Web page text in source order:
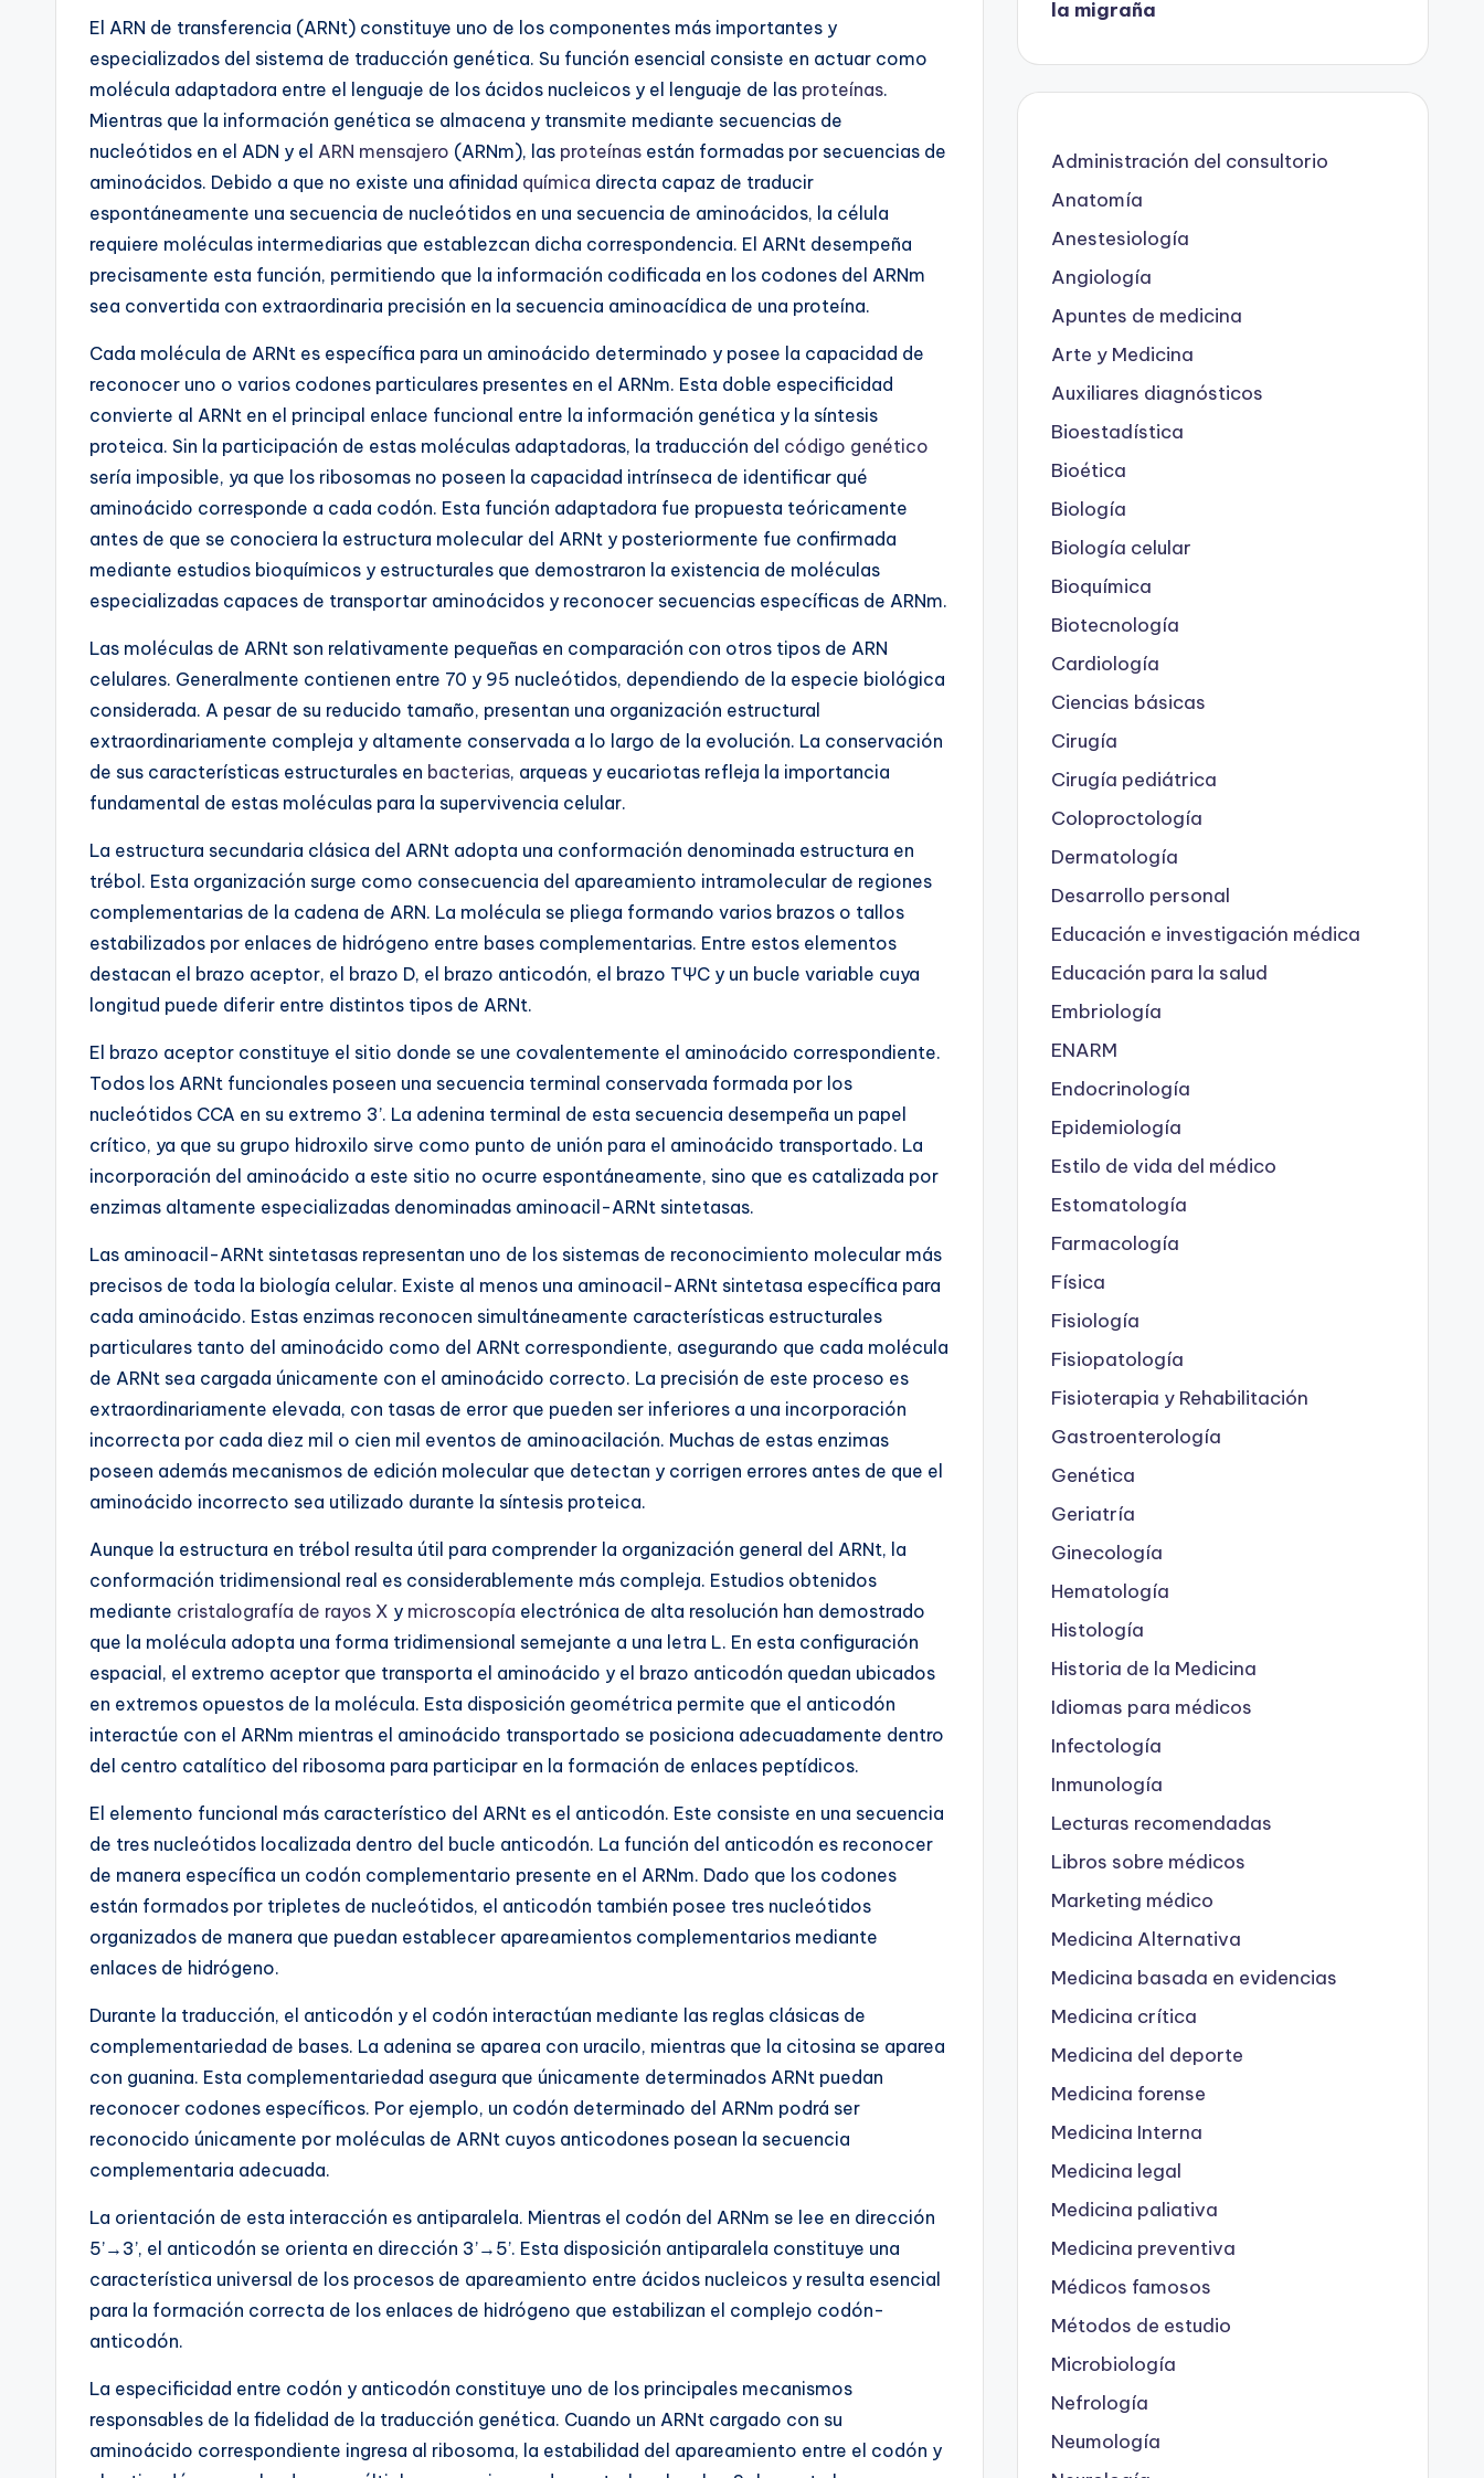
El ARN de transferencia (ARNt) constituye uno de los componentes más importantes y
especializados del sistema de traducción genética. Su función esencial consiste en actuar como
molécula adaptadora entre el lenguaje de los ácidos nucleicos y el lenguaje de las proteínas.
Mientras que la información genética se almacena y transmite mediante secuencias de
nucleótidos en el ADN y el ARN mensajero (ARNm), las proteínas están formadas por secuencias de
aminoácidos. Debido a que no existe una afinidad química directa capaz de traducir
espontáneamente una secuencia de nucleótidos en una secuencia de aminoácidos, la célula
requiere moléculas intermediarias que establezcan dicha correspondencia. El ARNt desempeña
precisamente esta función, permitiendo que la información codificada en los codones del ARNm
sea convertida con extraordinaria precisión en la secuencia aminoacídica de una proteína.
Cada molécula de ARNt es específica para un aminoácido determinado y posee la capacidad de
reconocer uno o varios codones particulares presentes en el ARNm. Esta doble especificidad
convierte al ARNt en el principal enlace funcional entre la información genética y la síntesis
proteica. Sin la participación de estas moléculas adaptadoras, la traducción del código genético
sería imposible, ya que los ribosomas no poseen la capacidad intrínseca de identificar qué
aminoácido corresponde a cada codón. Esta función adaptadora fue propuesta teóricamente
antes de que se conociera la estructura molecular del ARNt y posteriormente fue confirmada
mediante estudios bioquímicos y estructurales que demostraron la existencia de moléculas
especializadas capaces de transportar aminoácidos y reconocer secuencias específicas de ARNm.
Las moléculas de ARNt son relativamente pequeñas en comparación con otros tipos de ARN
celulares. Generalmente contienen entre 70 y 95 nucleótidos, dependiendo de la especie biológica
considerada. A pesar de su reducido tamaño, presentan una organización estructural
extraordinariamente compleja y altamente conservada a lo largo de la evolución. La conservación
de sus características estructurales en bacterias, arqueas y eucariotas refleja la importancia
fundamental de estas moléculas para la supervivencia celular.
La estructura secundaria clásica del ARNt adopta una conformación denominada estructura en
trébol. Esta organización surge como consecuencia del apareamiento intramolecular de regiones
complementarias de la cadena de ARN. La molécula se pliega formando varios brazos o tallos
estabilizados por enlaces de hidrógeno entre bases complementarias. Entre estos elementos
destacan el brazo aceptor, el brazo D, el brazo anticodón, el brazo TΨC y un bucle variable cuya
longitud puede diferir entre distintos tipos de ARNt.
El brazo aceptor constituye el sitio donde se une covalentemente el aminoácido correspondiente.
Todos los ARNt funcionales poseen una secuencia terminal conservada formada por los
nucleótidos CCA en su extremo 3’. La adenina terminal de esta secuencia desempeña un papel
crítico, ya que su grupo hidroxilo sirve como punto de unión para el aminoácido transportado. La
incorporación del aminoácido a este sitio no ocurre espontáneamente, sino que es catalizada por
enzimas altamente especializadas denominadas aminoacil-ARNt sintetasas.
Las aminoacil-ARNt sintetasas representan uno de los sistemas de reconocimiento molecular más
precisos de toda la biología celular. Existe al menos una aminoacil-ARNt sintetasa específica para
cada aminoácido. Estas enzimas reconocen simultáneamente características estructurales
particulares tanto del aminoácido como del ARNt correspondiente, asegurando que cada molécula
de ARNt sea cargada únicamente con el aminoácido correcto. La precisión de este proceso es
extraordinariamente elevada, con tasas de error que pueden ser inferiores a una incorporación
incorrecta por cada diez mil o cien mil eventos de aminoacilación. Muchas de estas enzimas
poseen además mecanismos de edición molecular que detectan y corrigen errores antes de que el
aminoácido incorrecto sea utilizado durante la síntesis proteica.
Aunque la estructura en trébol resulta útil para comprender la organización general del ARNt, la
conformación tridimensional real es considerablemente más compleja. Estudios obtenidos
mediante cristalografía de rayos X y microscopía electrónica de alta resolución han demostrado
que la molécula adopta una forma tridimensional semejante a una letra L. En esta configuración
espacial, el extremo aceptor que transporta el aminoácido y el brazo anticodón quedan ubicados
en extremos opuestos de la molécula. Esta disposición geométrica permite que el anticodón
interactúe con el ARNm mientras el aminoácido transportado se posiciona adecuadamente dentro
del centro catalítico del ribosoma para participar en la formación de enlaces peptídicos.
El elemento funcional más característico del ARNt es el anticodón. Este consiste en una secuencia
de tres nucleótidos localizada dentro del bucle anticodón. La función del anticodón es reconocer
de manera específica un codón complementario presente en el ARNm. Dado que los codones
están formados por tripletes de nucleótidos, el anticodón también posee tres nucleótidos
organizados de manera que puedan establecer apareamientos complementarios mediante
enlaces de hidrógeno.
Durante la traducción, el anticodón y el codón interactúan mediante las reglas clásicas de
complementariedad de bases. La adenina se aparea con uracilo, mientras que la citosina se aparea
con guanina. Esta complementariedad asegura que únicamente determinados ARNt puedan
reconocer codones específicos. Por ejemplo, un codón determinado del ARNm podrá ser
reconocido únicamente por moléculas de ARNt cuyos anticodones posean la secuencia
complementaria adecuada.
La orientación de esta interacción es antiparalela. Mientras el codón del ARNm se lee en dirección
5’→3’, el anticodón se orienta en dirección 3’→5’. Esta disposición antiparalela constituye una
característica universal de los procesos de apareamiento entre ácidos nucleicos y resulta esencial
para la formación correcta de los enlaces de hidrógeno que estabilizan el complejo codón-
anticodón.
La especificidad entre codón y anticodón constituye uno de los principales mecanismos
responsables de la fidelidad de la traducción genética. Cuando un ARNt cargado con su
aminoácido correspondiente ingresa al ribosoma, la estabilidad del apareamiento entre el codón y
la migraña
Administración del consultorio
Anatomía
Anestesiología
Angiología
Apuntes de medicina
Arte y Medicina
Auxiliares diagnósticos
Bioestadística
Bioética
Biología
Biología celular
Bioquímica
Biotecnología
Cardiología
Ciencias básicas
Cirugía
Cirugía pediátrica
Coloproctología
Dermatología
Desarrollo personal
Educación e investigación médica
Educación para la salud
Embriología
ENARM
Endocrinología
Epidemiología
Estilo de vida del médico
Estomatología
Farmacología
Física
Fisiología
Fisiopatología
Fisioterapia y Rehabilitación
Gastroenterología
Genética
Geriatría
Ginecología
Hematología
Histología
Historia de la Medicina
Idiomas para médicos
Infectología
Inmunología
Lecturas recomendadas
Libros sobre médicos
Marketing médico
Medicina Alternativa
Medicina basada en evidencias
Medicina crítica
Medicina del deporte
Medicina forense
Medicina Interna
Medicina legal
Medicina paliativa
Medicina preventiva
Médicos famosos
Métodos de estudio
Microbiología
Nefrología
Neumología